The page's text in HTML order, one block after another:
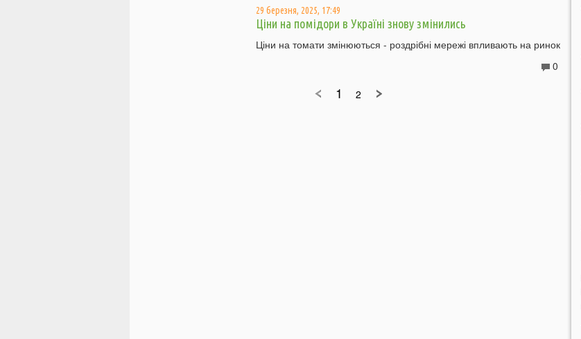
29 березня, 2025, 17:49
Ціни на помідори в Україні знову змінились
Ціни на томати змінюються - роздрібні мережі впливають на ринок
0
1 2